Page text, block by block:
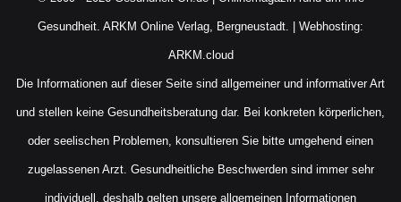
Gesundheit. ARKM Online Verlag, Bergneustadt. | Webhosting:
ARKM.cloud
Die Informationen auf dieser Seite sind allgemeiner und informativer Art
und stellen keine Gesundheitsberatung dar. Bei konkreten körperlichen,
oder seelischen Problemen, konsultieren Sie bitte umgehend einen
zugelassenen Arzt. Gesundheitliche Beschwerden sind immer sehr
individuell, deshalb gelten unsere allgemeinen Informationen